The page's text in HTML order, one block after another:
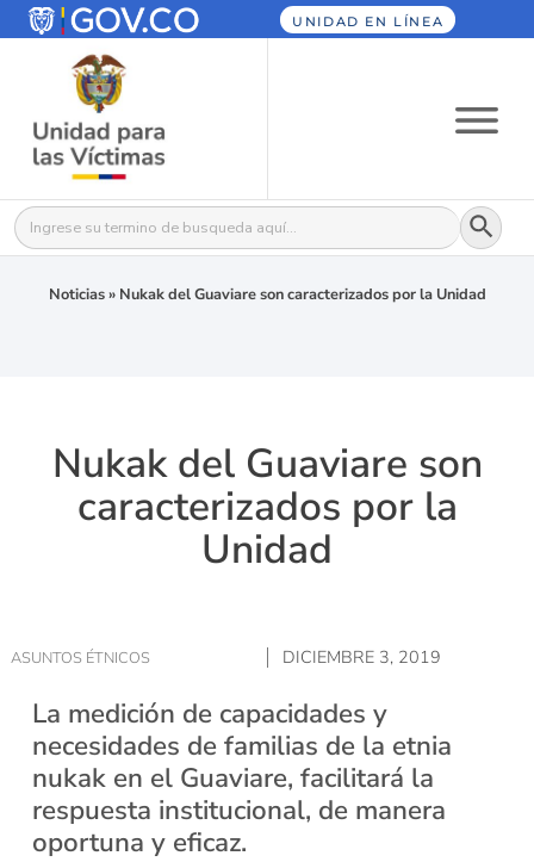
UNIDAD EN LÍNEA
Buscar: Botón
Noticias» Nukak del Guaviare son caracterizados por la Unidad
Nukak del Guaviare son
caracterizados por la
Unidad
ASUNTOS ÉTNICOS DICIEMBRE 3, 2019
La medición de capacidades y
necesidades de familias de la etnia
nukak en el Guaviare, facilitará la
respuesta institucional, de manera
oportuna y eficaz.